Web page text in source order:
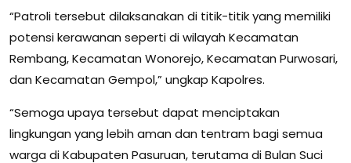
“Patroli tersebut dilaksanakan di titik-titik yang memiliki
potensi kerawanan seperti di wilayah Kecamatan
Rembang, Kecamatan Wonorejo, Kecamatan Purwosari,
dan Kecamatan Gempol,” ungkap Kapolres.
“Semoga upaya tersebut dapat menciptakan
lingkungan yang lebih aman dan tentram bagi semua
warga di Kabupaten Pasuruan, terutama di Bulan Suci